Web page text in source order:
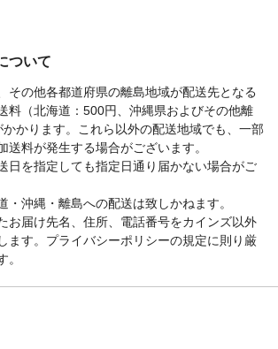
ついて
その他各都道府県の離島地域が配送先となる
料（北海道：500円、沖縄県およびその他離
かります。これら以外の配送地域でも、一部
送料が発生する場合がございます。
日を指定しても指定日通り届かない場合がご
・沖縄・離島への配送は致しかねます。
お届け先名、住所、電話番号をカインズ以外
ます。プライバシーポリシーの規定に則り厳
。